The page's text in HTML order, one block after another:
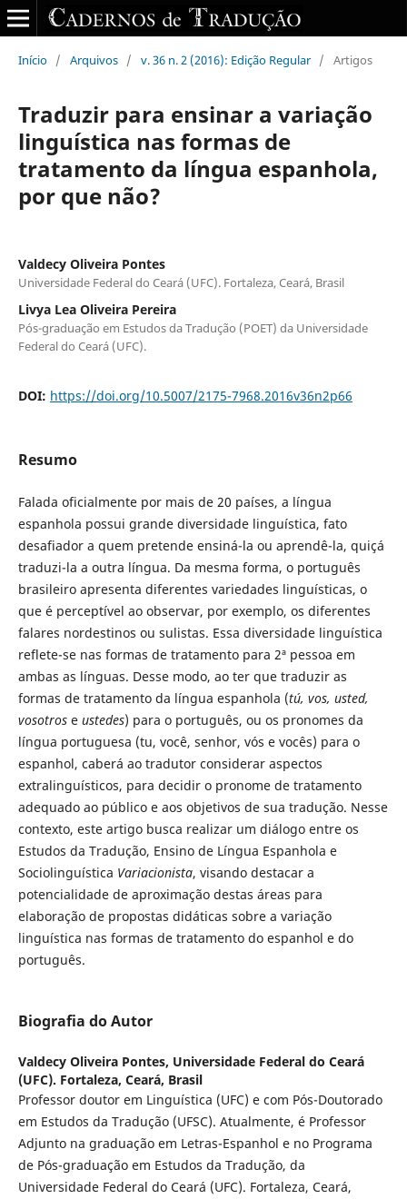
Início / Arquivos / v. 36 n. 2 (2016): Edição Regular / Artigos
Traduzir para ensinar a variação
linguística nas formas de
tratamento da língua espanhola,
por que não?
Valdecy Oliveira Pontes
Universidade Federal do Ceará (UFC). Fortaleza, Ceará, Brasil
Livya Lea Oliveira Pereira
Pós-graduação em Estudos da Tradução (POET) da Universidade
Federal do Ceará (UFC).
DOI: https://doi.org/10.5007/2175-7968.2016v36n2p66
Resumo
Falada oficialmente por mais de 20 países, a língua
espanhola possui grande diversidade linguística, fato
desafiador a quem pretende ensiná-la ou aprendê-la, quiçá
traduzi-la a outra língua. Da mesma forma, o português
brasileiro apresenta diferentes variedades linguísticas, o
que é perceptível ao observar, por exemplo, os diferentes
falares nordestinos ou sulistas. Essa diversidade linguística
reflete-se nas formas de tratamento para 2ª pessoa em
ambas as línguas. Desse modo, ao ter que traduzir as
formas de tratamento da língua espanhola (tú, vos, usted,
vosotrose ustedes) para o português, ou os pronomes da
língua portuguesa (tu, você, senhor, vós e vocês) para o
espanhol, caberá ao tradutor considerar aspectos
extralinguísticos, para decidir o pronome de tratamento
adequado ao público e aos objetivos de sua tradução. Nesse
contexto, este artigo busca realizar um diálogo entre os
Estudos da Tradução, Ensino de Língua Espanhola e
Sociolinguística Variacionista, visando destacar a
potencialidade de aproximação destas áreas para
elaboração de propostas didáticas sobre a variação
linguística nas formas de tratamento do espanhol e do
português.
Biografia do Autor
Valdecy Oliveira Pontes, Universidade Federal do Ceará
(UFC). Fortaleza, Ceará, Brasil
Professor doutor em Linguística (UFC) e com Pós-Doutorado
em Estudos da Tradução (UFSC). Atualmente, é Professor
Adjunto na graduação em Letras-Espanhol e no Programa
de Pós-graduação em Estudos da Tradução, da
Universidade Federal do Ceará (UFC). Fortaleza, Ceará,